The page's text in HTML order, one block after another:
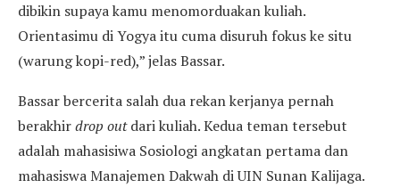
dibikin supaya kamu menomorduakan kuliah.
Orientasimu di Yogya itu cuma disuruh fokus ke situ
(warung kopi-red),” jelas Bassar.
Bassar bercerita salah dua rekan kerjanya pernah
berakhirdrop outdari kuliah. Kedua teman tersebut
adalah mahasisiwa Sosiologi angkatan pertama dan
mahasiswa Manajemen Dakwah di UIN Sunan Kalijaga.